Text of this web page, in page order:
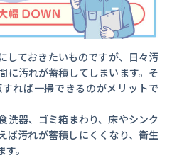
しておきたいものですが、日々汚
に汚れが蓄積してしまいます。そ
れば一掃できるのがメリットで
洗器、ゴミ箱まわり、床やシンク
ば汚れが蓄積しにくくなり、衛生
。